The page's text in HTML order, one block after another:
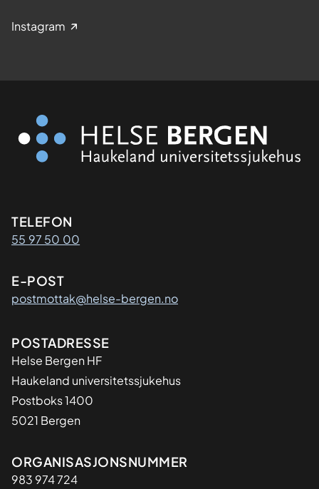
Instagram
Kontaktinformasjon
TELEFON
55 97 50 00
E-POST
postmottak@helse-bergen.no
Adresse
POSTADRESSE
Helse Bergen HF
Haukeland universitetssjukehus
Postboks 1400
5021 Bergen
Organisasjon
ORGANISASJONSNUMMER
983 974 724